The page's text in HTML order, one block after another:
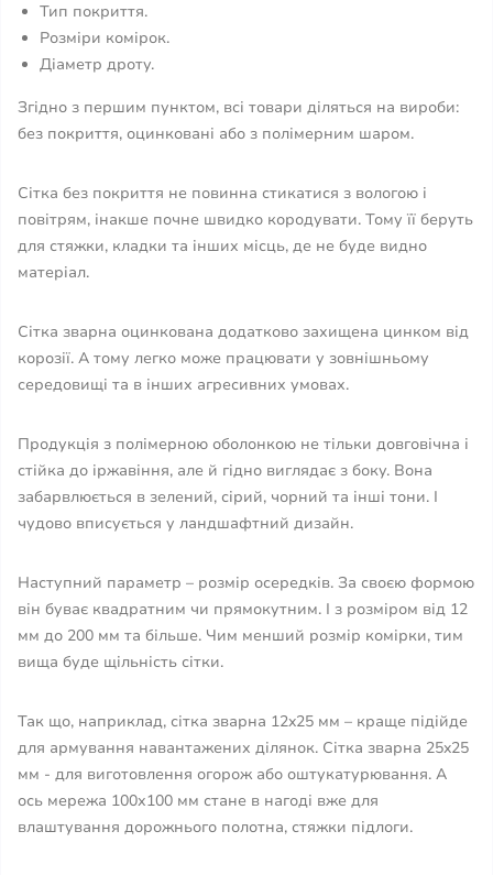
Тип покриття.
Розміри комірок.
Діаметр дроту.
Згідно з першим пунктом, всі товари діляться на вироби:
без покриття, оцинковані або з полімерним шаром.
Сітка без покриття не повинна стикатися з вологою і
повітрям, інакше почне швидко кородувати. Тому її беруть
для стяжки, кладки та інших місць, де не буде видно
матеріал.
Сітка зварна оцинкована додатково захищена цинком від
корозії. А тому легко може працювати у зовнішньому
середовищі та в інших агресивних умовах.
Продукція з полімерною оболонкою не тільки довговічна і
стійка до іржавіння, але й гідно виглядає з боку. Вона
забарвлюється в зелений, сірий, чорний та інші тони. І
чудово вписується у ландшафтний дизайн.
Наступний параметр – розмір осередків. За своєю формою
він буває квадратним чи прямокутним. І з розміром від 12
мм до 200 мм та більше. Чим менший розмір комірки, тим
вища буде щільність сітки.
Так що, наприклад, сітка зварна 12x25 мм – краще підійде
для армування навантажених ділянок. Сітка зварна 25x25
мм - для виготовлення огорож або оштукатурювання. А
ось мережа 100х100 мм стане в нагоді вже для
влаштування дорожнього полотна, стяжки підлоги.